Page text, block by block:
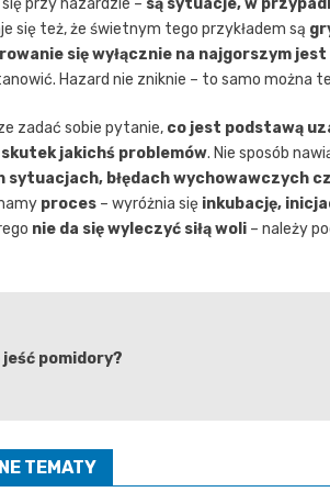
się też, że świetnym tego przykładem są
się wyłącznie na najgorszym
Hazard nie zniknie – to samo można
zadać sobie pytanie, co jest podstawą
jakichś problemów. Nie sposób
sytuacjach, błędach wychowawczych
proces – wyróżnia się inkubację,
nie da się wyleczyć siłą woli – należy
pomidory?
TEMATY